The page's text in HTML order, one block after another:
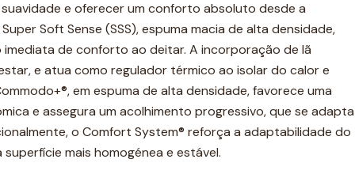
e oferecer um conforto absoluto desde a
Soft Sense (SSS), espuma macia de alta densidade,
de conforto ao deitar. A incorporação de lã
e atua como regulador térmico ao isolar do calor e
em espuma de alta densidade, favorece uma
e assegura um acolhimento progressivo, que se adapta
o Comfort System® reforça a adaptabilidade do
mais homogénea e estável.